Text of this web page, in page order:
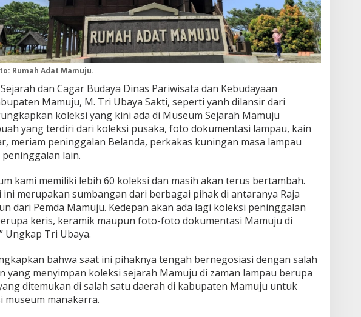
Rumah Adat Mamuju.
dan Cagar Budaya Dinas Pariwisata dan Kebudayaan
Mamuju, M. Tri Ubaya Sakti, seperti yanh dilansir dari
koleksi yang kini ada di Museum Sejarah Mamuju
yang terdiri dari koleksi pusaka, foto dokumentasi lampau, kain
meriam peninggalan Belanda, perkakas kuningan masa lampau
lain.
kami memiliki lebih 60 koleksi dan masih akan terus bertambah.
ini merupakan sumbangan dari berbagai pihak di antaranya Raja
dari Pemda Mamuju. Kedepan akan ada lagi koleksi peninggalan
keris, keramik maupun foto-foto dokumentasi Mamuju di
Ungkap Tri Ubaya.
bahwa saat ini pihaknya tengah bernegosiasi dengan salah
yang menyimpan koleksi sejarah Mamuju di zaman lampau berupa
ditemukan di salah satu daerah di kabupaten Mamuju untuk
museum manakarra.